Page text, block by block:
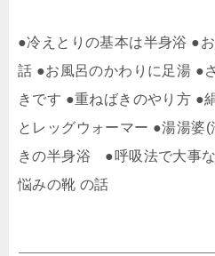
●冷えとりの基本は半身浴 ●
話 ●お風呂のかわりに足湯 ●
きです ●重ねばきのやり方 ●
とレッグウォーマー ●湯湯婆
きの半身浴 ●呼吸法で大事
悩みの靴 の話